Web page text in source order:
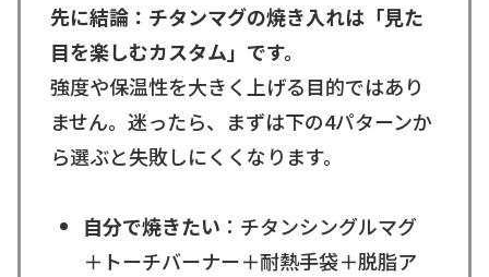
先に結論：チタンマグの焼き入れは「見た
目を楽しむカスタム」です。
強度や保温性を大きく上げる目的ではあり
ません。迷ったら、まずは下の4パターンか
ら選ぶと失敗しにくくなります。
自分で焼きたい ：チタンシングルマグ
＋トーチバーナー＋耐熱手袋＋脱脂ア